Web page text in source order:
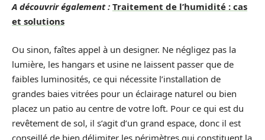
A découvrir également : Traitement de l’humidité : cas
et solutions
Ou sinon, faîtes appel à un designer. Ne négligez pas la
lumière, les hangars et usine ne laissent passer que de
faibles luminosités, ce qui nécessite l’installation de
grandes baies vitrées pour un éclairage naturel ou bien
placez un patio au centre de votre loft. Pour ce qui est du
revêtement de sol, il s’agit d’un grand espace, donc il est
conseillé de bien délimiter les périmètres qui constituent la